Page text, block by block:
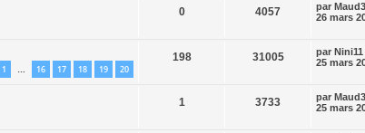
0 4057 par
26 mars
1 … 16 17 18 19 20
198 31005 par Nini11
25 mars
1 3733 par
25 mars